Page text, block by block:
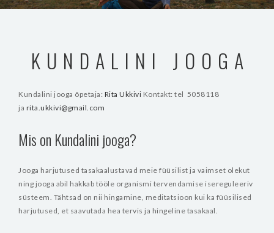
KONTAKT
KUNDALINI JOOGA
Kundalini jooga õpetaja: Rita Ukkivi Kontakt: tel 5058118
ja rita.ukkivi@gmail.com
Mis on Kundalini jooga?
Jooga harjutused tasakaalustavad meie füüsilist ja vaimset olekut
ning jooga abil hakkab tööle organismi tervendamise isereguleeriv
süsteem. Tähtsad on nii hingamine, meditatsioon kui ka füüsilised
harjutused, et saavutada hea tervis ja hingeline tasakaal.